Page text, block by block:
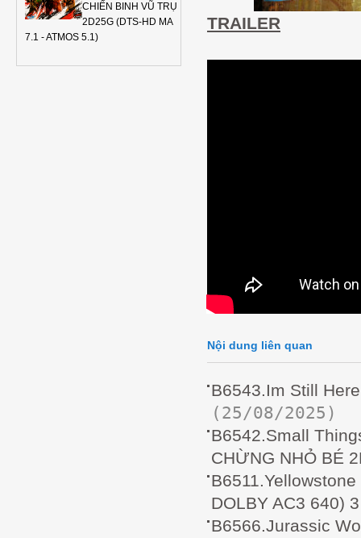
CHIẾN BINH VŨ TRỤ
2D25G (DTS-HD MA
7.1 - ATMOS 5.1)
TRAILER
Nội dung liên quan
B6543.Im Still
(25/08/2025)
B6542.Small
CHỪNG NHỎ BÉ
DOLBY AC3 640)
B6566.Jurassic